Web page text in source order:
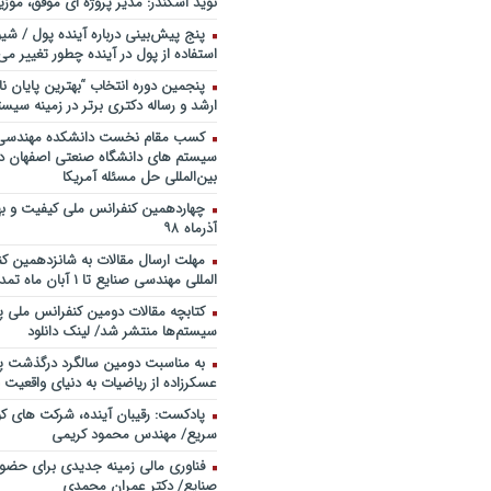
خندوانه
سخنرانی دکتر دیواندری در
بانکداری / کنفرانس ملی توسعه
بانکی
سخنرانی دکتر علیرضا فیض بخش با
پژوهی نظام بانکداری / ۹ بهمن ماه ۹۲
پنج پیش‌بینی درباره آینده پول /
استفاده از پول در آینده چطور تغییر
پنجمین دورۀ انتخاب “بهترین پایان
ارشد و رساله دکتری برتر در زمینه
کسب مقام نخست دانشکده
سیستم های دانشگاه صنعتی اصفهان
بین‌المللی حل مسئله آمریکا
آذرماه ۹۸
مهلت ارسال مقالات به شانزدهمین
المللی مهندسی صنایع تا ۱ آبان ماه تمدید شد.
کتابچه مقالات دومین کنفرانس ملی
سیستم‌ها منتشر شد/ لینک دانلود
به مناسبت دومین سالگرد درگذشت
عسکرزاده از ریاضیات به دنیای
پادکست: رقیبان آینده، شرکت های
سریع/ مهندس محمود کریمی
فناوری مالی زمینه جدیدی برای
صنایع/ دکتر عمران محمدی